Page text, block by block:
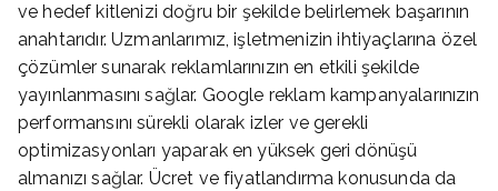
ve hedef kitlenizi doğru bir şekilde belirlemek başarının
anahtarıdır. Uzmanlarımız, işletmenizin ihtiyaçlarına özel
çözümler sunarak reklamlarınızın en etkili şekilde
yayınlanmasını sağlar. Google reklam kampanyalarınızın
performansını sürekli olarak izler ve gerekli
optimizasyonları yaparak en yüksek geri dönüşü
almanızı sağlar. Ücret ve fiyatlandırma konusunda da